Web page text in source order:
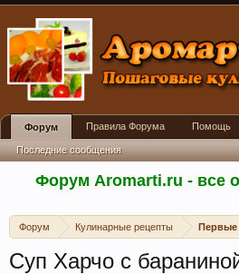
Форум Aromarti.ru - все
Форум Кулинарные рецепты
Суп Харчо с
Форум
Последние сообщения
Правила Форума Помощь